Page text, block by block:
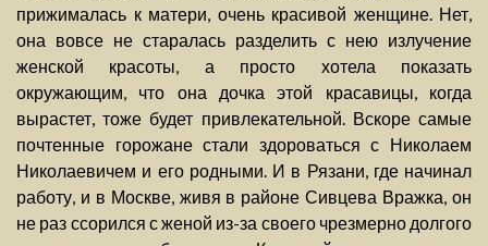
прижималась к матери, очень красивой женщине. Нет,
она вовсе не старалась разделить с нею излучение
женской красоты, а просто хотела показать
окружающим, что она дочка этой красавицы, когда
вырастет, тоже будет привлекательной. Вскоре самые
почтенные горожане стали здороваться с Николаем
Николаевичем и его родными. И в Рязани, где начинал
работу, и в Москве, живя в районе Сивцева Вражка, он
не раз ссорился с женой из-за своего чрезмерно долгого